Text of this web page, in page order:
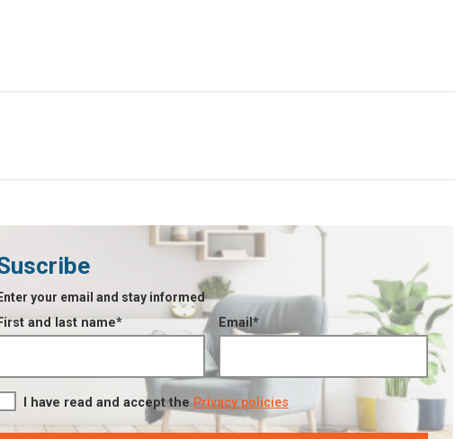
Enter your email and stay informed
and last name* Email*
I have read and accept the Privacy policies